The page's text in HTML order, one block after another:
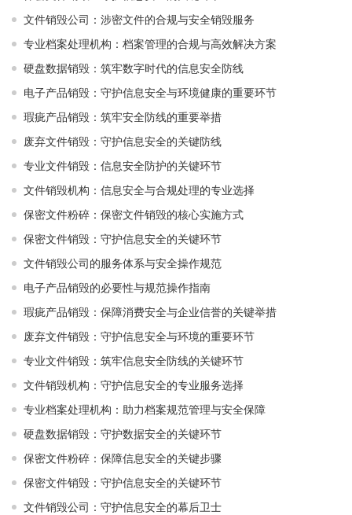
文件销毁公司：涉密文件的合规与安全销毁服务
专业档案处理机构：档案管理的合规与高效解决方案
硬盘数据销毁：筑牢数字时代的信息安全防线
电子产品销毁：守护信息安全与环境健康的重要环节
瑕疵产品销毁：筑牢安全防线的重要举措
废弃文件销毁：守护信息安全的关键防线
专业文件销毁：信息安全防护的关键环节
文件销毁机构：信息安全与合规处理的专业选择
保密文件粉碎：保密文件销毁的核心实施方式
保密文件销毁：守护信息安全的关键环节
文件销毁公司的服务体系与安全操作规范
电子产品销毁的必要性与规范操作指南
瑕疵产品销毁：保障消费安全与企业信誉的关键举措
废弃文件销毁：守护信息安全与环境的重要环节
专业文件销毁：筑牢信息安全防线的关键环节
文件销毁机构：守护信息安全的专业服务选择
专业档案处理机构：助力档案规范管理与安全保障
硬盘数据销毁：守护数据安全的关键环节
保密文件粉碎：保障信息安全的关键步骤
保密文件销毁：守护信息安全的关键环节
文件销毁公司：守护信息安全的幕后卫士